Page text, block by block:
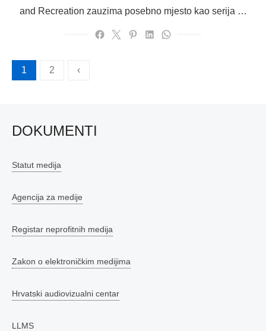
and Recreation zauzima posebno mjesto kao serija …
Brojevi
1 2 ‹
DOKUMENTI
Statut medija
Agencija za medije
Registar neprofitnih medija
Zakon o elektroničkim medijima
Hrvatski audiovizualni centar
LLMS